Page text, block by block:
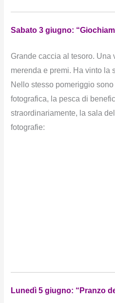
Sabato 3 giugno:
Grande caccia al tesoro. Una
merenda e premi. Ha vinto la
Nello stesso pomeriggio
fotografica, la pesca di
straordinariamente, la sala
fotografie:
Lunedì 5 giugno: “Pranzo